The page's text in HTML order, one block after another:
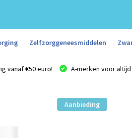
Zelfzorggeneesmiddelen
vanaf €50 euro! A-merken voor
Aanbieding